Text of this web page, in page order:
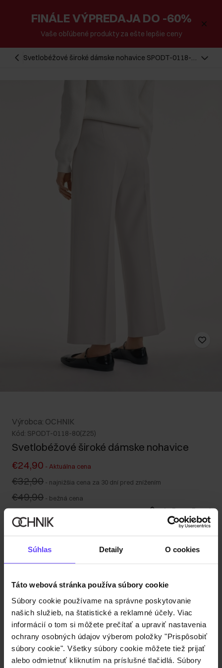
Súhlas Detaily O cookies
Táto webová stránka používa súbory cookie
Súbory cookie používame na správne poskytovanie
našich služieb, na štatistické a reklamné účely. Viac
informácií o tom si môžete prečítať a upraviť nastavenia
ochrany osobných údajov výberom položky "Prispôsobiť
súbory cookie". Všetky súbory cookie môžete tiež prijať
alebo odmietnuť kliknutím na príslušné tlačidlá. Súbory
FINÁLE VÝPREDAJA DO -60%
Vaše obľúbené produkty za ešte lepšie ceny
Svetlobéžové široké dámske nohavice SPODT-0118-
Výrobca: OCHNIK
Kód: SPODT-0118-80(Z25)
Svetlobéžové široké dámske nohavice
€24,90 - Aktuálna cena
€32,90 - najnižšia cena za 30 dní pred znížením
€49,90 - bežná cena
Tabuľka veľkostí
Vyberte veľkosť
Naša modelka meria 177 cm a má na sebe veľkosť S.
Popis produktu
Detaily
Zloženie
Recenzie